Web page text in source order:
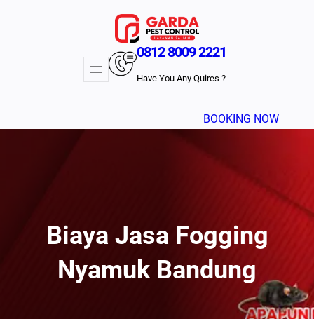
0812 8009 2221
Have You Any Quires ?
BOOKING NOW
Biaya Jasa Fogging
Nyamuk Bandung